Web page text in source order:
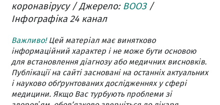
коронавірусу / Джерело: ВООЗ /
Інфографіка 24 канал
Важливо!Цей матеріал має винятково
інформаційний характер і не може бути основою
для встановлення діагнозу або медичних висновків.
Публікації на сайті засновані на останніх актуальних
і науково обґрунтованих дослідженнях у сфері
медицини. Якщо Вас турбують проблеми зі